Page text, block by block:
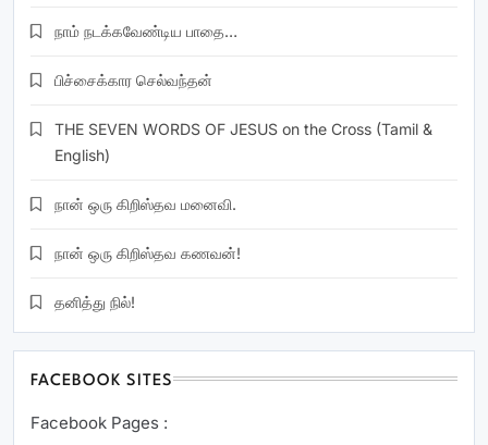
நாம் நடக்கவேண்டிய பாதை…
பிச்சைக்கார செல்வந்தன்
THE SEVEN WORDS OF JESUS on the Cross (Tamil &
English)
நான் ஒரு கிறிஸ்தவ மனைவி.
நான் ஒரு கிறிஸ்தவ கணவன்!
தனித்து நில்!
FACEBOOK SITES
Facebook Pages :